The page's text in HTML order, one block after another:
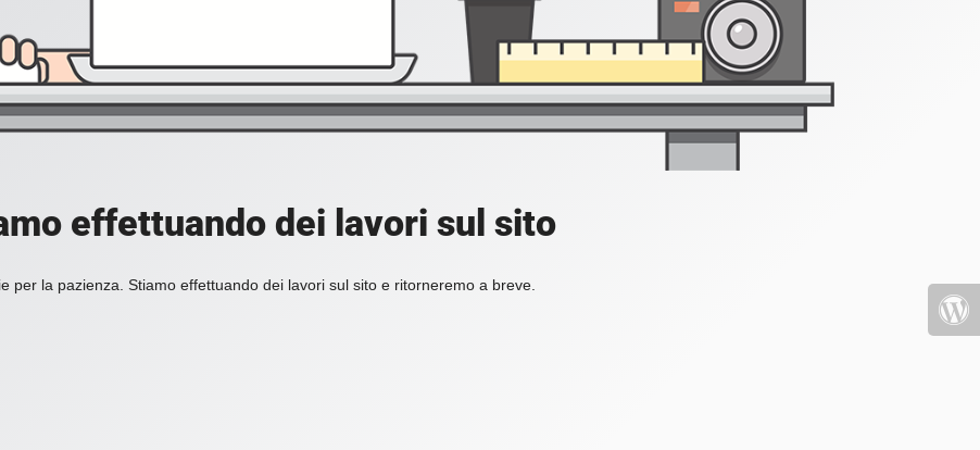
effettuando dei lavori sul sito
per la pazienza. Stiamo effettuando dei lavori sul sito e ritorneremo a breve.